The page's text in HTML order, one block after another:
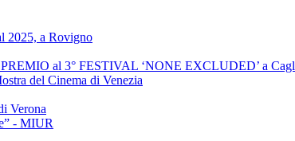
2025, a Rovigno
al 3° FESTIVAL ‘NONE EXCLUDED’ a
del Cinema di Venezia
Verona
- MIUR